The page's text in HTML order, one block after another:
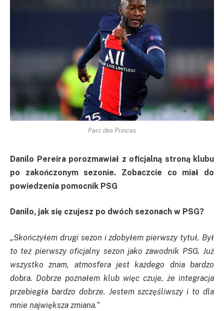
Parc des Princes
Danilo Pereira porozmawiał z oficjalną stroną klubu
po zakończonym sezonie. Zobaczcie co miał do
powiedzenia pomocnik PSG
Danilo, jak się czujesz po dwóch sezonach w PSG?
„Skończyłem drugi sezon i zdobyłem pierwszy tytuł. Był
to też pierwszy oficjalny sezon jako zawodnik PSG. Już
wszystko znam, atmosfera jest każdego dnia bardzo
dobra. Dobrze poznałem klub więc czuje, że integracja
przebiegła bardzo dobrze. Jestem szczęśliwszy i to dla
mnie największa zmiana.”